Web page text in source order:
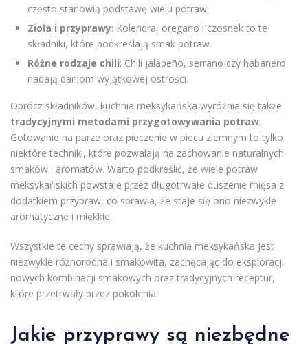
często stanowią podstawę wielu potraw.
Zioła i przyprawy: Kolendra, oregano i czosnek to te
składniki, które podkreślają smak potraw.
Różne rodzaje chili: Chili jalapeño, serrano czy habanero
nadają daniom wyjątkowej ostrości.
Oprócz składników, kuchnia meksykańska wyróżnia się także
tradycyjnymi metodami przygotowywania potraw.
Gotowanie na parze oraz pieczenie w piecu ziemnym to tylko
niektóre techniki, które pozwalają na zachowanie naturalnych
smaków i aromatów. Warto podkreślić, że wiele potraw
meksykańskich powstaje przez długotrwałe duszenie mięsa z
dodatkiem przypraw, co sprawia, że staje się ono niezwykle
aromatyczne i miękkie.
Wszystkie te cechy sprawiają, że kuchnia meksykańska jest
niezwykle różnorodna i smakowita, zachęcając do eksploracji
nowych kombinacji smakowych oraz tradycyjnych receptur,
które przetrwały przez pokolenia.
Jakie przyprawy są niezbędne